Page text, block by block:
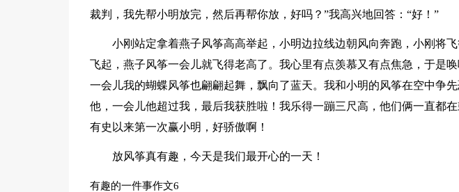
裁判，我先帮小明放完，然后再帮你放，好吗？”我高兴地回答：“好！”
小刚站定拿着燕子风筝高高举起，小明边拉线边朝风向奔跑，小刚将
飞起，燕子风筝一会儿就飞得老高了。我心里有点羡慕又有点焦急，于是
一会儿我的蝴蝶风筝也翩翩起舞，飘向了蓝天。我和小明的风筝在空中争
他，一会儿他超过我，最后我获胜啦！我乐得一蹦三尺高，他们俩一直都
有史以来第一次赢小明，好骄傲啊！
放风筝真有趣，今天是我们最开心的一天！
有趣的一件事作文6